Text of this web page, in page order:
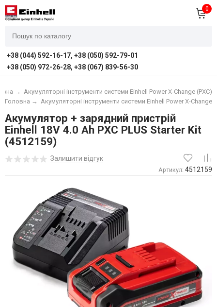
0
+38 (044) 592-16-17, +38 (050) 592-79-01
+38 (050) 972-26-28, +38 (067) 839-56-30
→
Акумуляторні інструменти системи Einhell Power X-Change (PXC)
Акумуляторні інструменти системи Einhell Power X-Change
Головна →
Акумулятор + зарядний пристрій
Einhell 18V 4.0 Ah PXC PLUS Starter Kit
(4512159)
Залишити відгук
Артикул: 4512159